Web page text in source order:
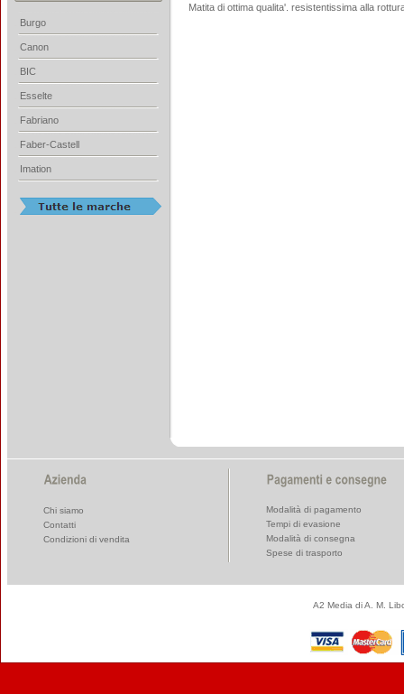
Matita di ottima qualita'. resistentissima alla
Burgo
Canon
BIC
Esselte
Fabriano
Faber-Castell
Imation
Chi siamo
Contatti
Condizioni di vendita
Modalità di pagamento
Tempi di evasione
Modalità di consegna
Spese di trasporto
A2 Media di A. M.